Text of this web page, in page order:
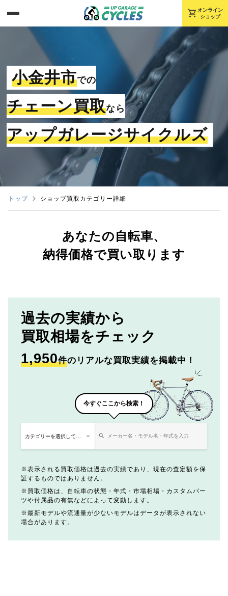
shopping_cart オンライン
ショップ
小金井市での
チェーン買取なら
アップガレージサイクルズ
トップ ショップ買取カテゴリー詳細
あなたの自転車、
納得価格で買い取ります
過去の実績から
買取相場をチェック
1,950件のリアルな買取実績を掲載中！
今すぐここから検索！
表示される買取価格は過去の実績であり、現在の査定額を保
証するものではありません。
買取価格は、自転車の状態・年式・市場相場・カスタムパー
ツや付属品の有無などによって変動します。
最新モデルや流通量が少ないモデルはデータが表示されない
場合があります。